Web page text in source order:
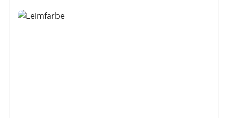
Bildergalerie überspringen